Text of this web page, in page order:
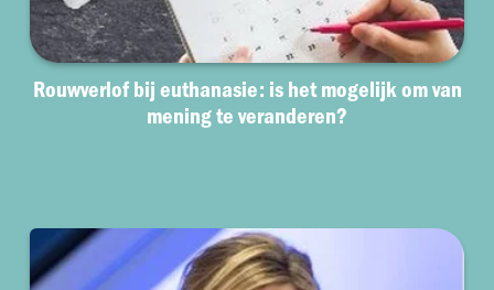
Rouwverlof bij euthanasie: is het mogelijk om van
mening te veranderen?